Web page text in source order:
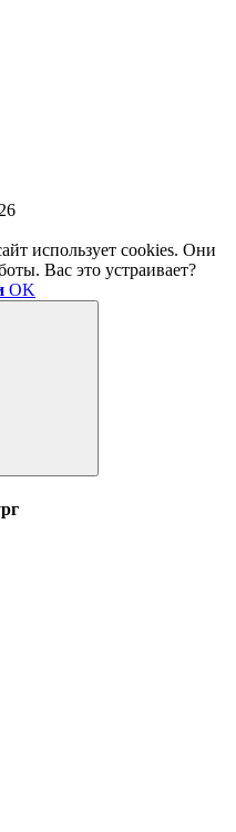
использует cookies. Они
Вас это устраивает?
OK